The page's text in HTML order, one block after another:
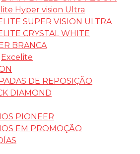
Hyper vision Ultra
SUPER VISION ULTRA
CRYSTAL WHITE
BRANCA
Excelite
DE REPOSIÇÃO
DIAMOND
PIONEER
EM PROMOÇÃO